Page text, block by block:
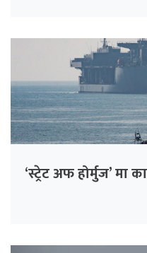
‘स्ट्रेट अफ होर्मुज’ मा